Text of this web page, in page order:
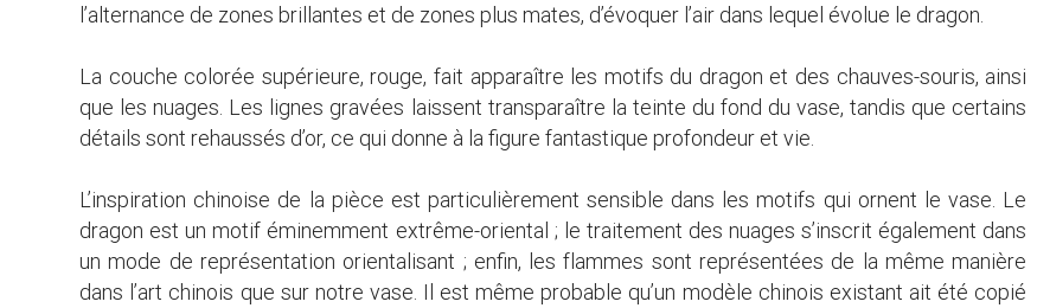
l’alternance de zones brillantes et de zones plus mates, d’évoquer l’air dans lequel évolue le dragon.
La couche colorée supérieure, rouge, fait apparaître les motifs du dragon et des chauves-souris, ainsi
que les nuages. Les lignes gravées laissent transparaître la teinte du fond du vase, tandis que certains
détails sont rehaussés d’or, ce qui donne à la figure fantastique profondeur et vie.
L’inspiration chinoise de la pièce est particulièrement sensible dans les motifs qui ornent le vase. Le
dragon est un motif éminemment extrême-oriental ; le traitement des nuages s’inscrit également dans
un mode de représentation orientalisant ; enfin, les flammes sont représentées de la même manière
dans l’art chinois que sur notre vase. Il est même probable qu’un modèle chinois existant ait été copié